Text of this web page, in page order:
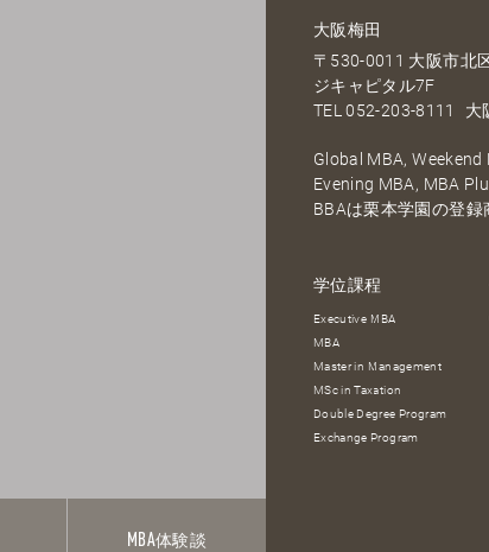
MBA体験談
大阪梅田
〒530-0011 大阪市北
ジキャピタル7F
TEL052-203-8111 大
Global MBA,
Evening MBA, MBA
BBAは栗本学園の登録
学位課程
Executive MBA
MBA
Master in Management
MSc in Taxation
Double Degree Program
Exchange Program